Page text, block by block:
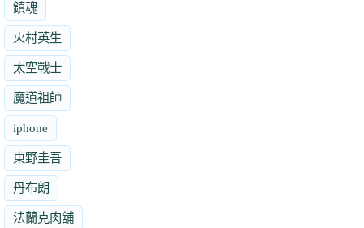
鎮魂
火村英生
太空戰士
魔道祖師
iphone
東野圭吾
丹布朗
法蘭克肉舖